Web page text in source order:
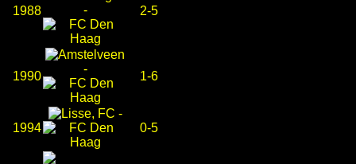
1988 - 2-5
1990
-
1-6
1994
-
0-5